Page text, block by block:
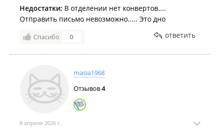
Недостатки: В отделении нет конвертов....
Отправить письмо невозможно..... Это дно
Спасибо 0 ответить
masia1968
Отзывов4
8 апреля 2026 г.